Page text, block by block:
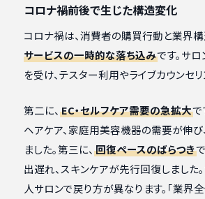
コロナ禍前後で生じた構造変化
コロナ禍は、消費者の購買行動と業界
サービスの一時的な落ち込みです。サ
を受け、テスター利用やライブカウンセ
第二に、 EC・セルフケア需要の急拡大
ヘアケア、家庭用美容機器の需要が伸び
ました。第三に、 回復ペースのばらつき
出遅れ、スキンケアが先行回復しました
人サロンで戻り方が異なります。「業界